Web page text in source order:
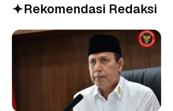
Rekomendasi Redaksi